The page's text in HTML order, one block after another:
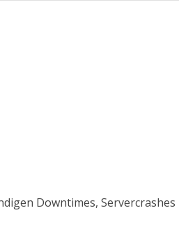
Downtimes, Servercrashes